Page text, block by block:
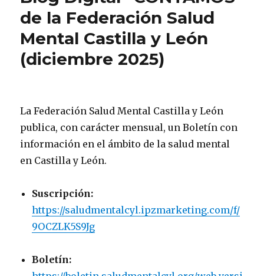
de la Federación Salud
Mental Castilla y León
(diciembre 2025)
La Federación Salud Mental Castilla y León
publica, con carácter mensual, un Boletín con
información en el ámbito de la salud mental
en Castilla y León.
Suscripción:
https://saludmentalcyl.ipzmarketing.com/f/
9OCZLK5S9Jg
Boletín: